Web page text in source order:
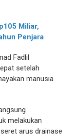
Miliar,
Penjara
Fadlil
setelah
manusia
melakukan
arus drainase